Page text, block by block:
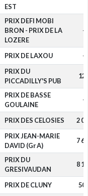
EST
PRIX DEFI MOBI
BRON - PRIX DE LA
LOZERE
-
PRIX DE LAXOU -
PRIX DU
PICCADILLY'S PUB
PRIX DE BASSE
GOULAINE
-
PRIX DES CELOSIES 2
PRIX JEAN-MARIE
DAVID (Gr A)
7
PRIX DU
GRESIVAUDAN
8
PRIX DE CLUNY